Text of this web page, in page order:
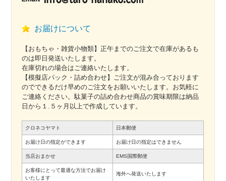
お届けについて
【おもちゃ・雑貨小物類】正午までのご注文で在庫があるも
のは即日発送いたします。
在庫切れの場合はご連絡いたします。
【模擬店パック・詰め合わせ】ご注文が混み合っております
のでできるだけ早めのご注文をお願いいたします。お気軽に
ご連絡ください。駄菓子の詰め合わせ商品の賞味期限は納品
日から１.５ヶ月以上で作成しています。
クロネコヤマト 日本郵便
お届け日の指定ができます お届け日の指定はできません
当店おまかせ EMS国際郵便
お客様にとって最適な方法でお届け
いたします
海外へ発送いたします